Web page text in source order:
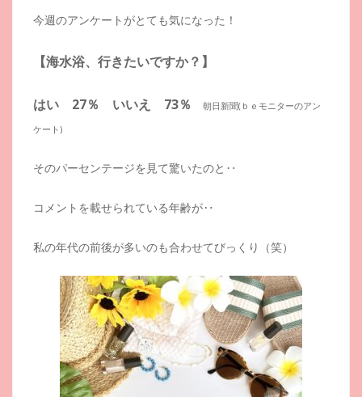
今週のアンケートがとても気になった！
【海水浴、行きたいですか？】
はい 27％ いいえ 73％ 朝日新聞(ｂｅモニターのアン
ケート)
そのパーセンテージを見て驚いたのと‥
コメントを載せられている年齢が‥
私の年代の前後が多いのも合わせてびっくり（笑）